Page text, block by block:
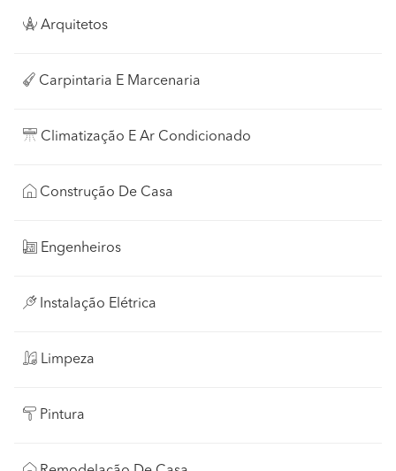
Arquitetos
Carpintaria E Marcenaria
Climatização E Ar Condicionado
Construção De Casa
Engenheiros
Instalação Elétrica
Limpeza
Pintura